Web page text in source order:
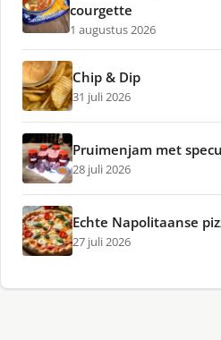
courgette
1 augustus 2026
Chip & Dip
31 juli 2026
Pruimenjam met
28 juli 2026
Echte Napolitaanse
27 juli 2026